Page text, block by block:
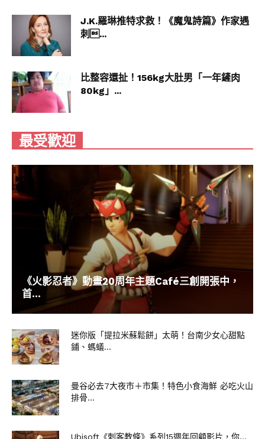
J.K.羅琳推特求救！《魔鬼詩篇》作家遇
刺...
比整容還扯！156kg大肚男「一年鏟肉
80kg」...
最受歡迎
《火影忍者》動畫20周年主題Café三創開張中，
首...
迷你版「提拉米蘇鬆餅」太萌！台南少女心甜點
鋪、螞蟻...
曼谷必去7大夜市＋市集！特色小食海鮮 必吃火山
排骨...
Ubisoft《刺客教條》系列15週年回顧影片，你...